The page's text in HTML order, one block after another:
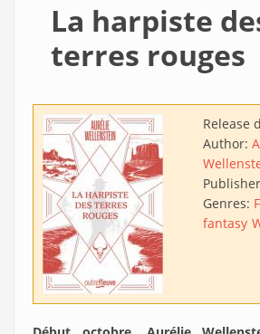
La harpiste
terres rouges
Release
Author:
Genres:
fantasy